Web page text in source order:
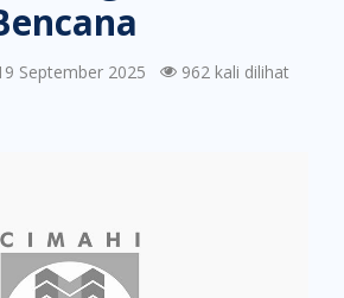
September 2025
962 kali dilihat